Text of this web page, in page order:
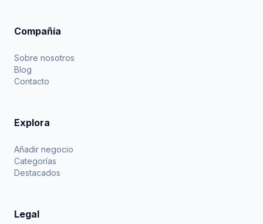
Compañía
Sobre nosotros
Blog
Contacto
Explora
Añadir negocio
Categorías
Destacados
Legal